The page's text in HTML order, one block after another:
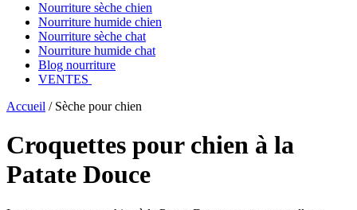
Nourriture sèche chien
Nourriture humide chien
Nourriture sèche chat
Nourriture humide chat
Blog nourriture
VENTES
Accueil / Sèche pour chien
Croquettes pour chien à la
Patate Douce